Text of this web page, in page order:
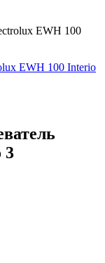
EWH 100
3